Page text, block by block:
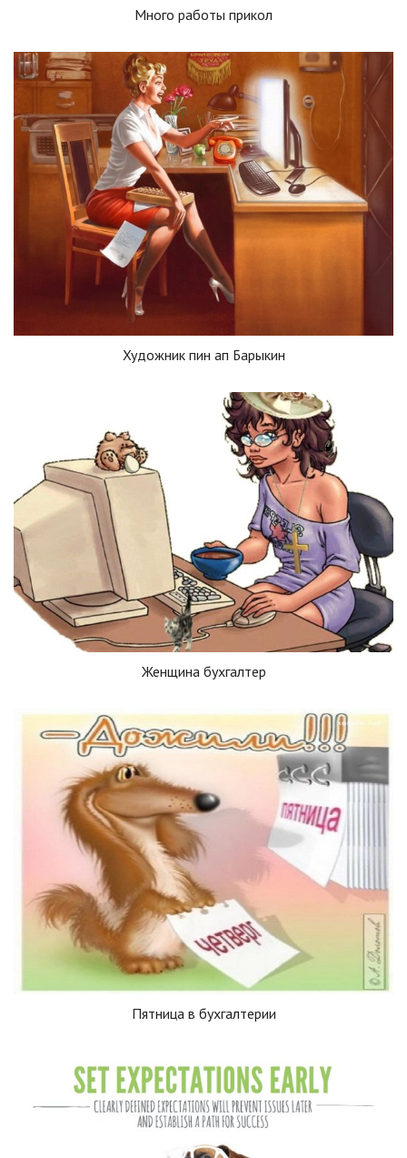
Много работы прикол
Художник пин ап Барыкин
Женщина бухгалтер
Пятница в бухгалтерии